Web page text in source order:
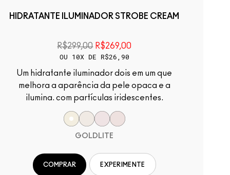
HIDRATANTE ILUMINADOR STROBE CREAM
R$299,00 R$269,00
OU 10X DE R$26,90
Um hidratante iluminador dois em um que
melhora a aparência da pele opaca e a
ilumina. com partículas iridescentes.
GOLDLITE
COMPRAR EXPERIMENTE